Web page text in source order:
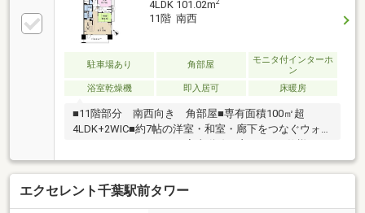
ださい。■独自のFP相談【未来カレンダー】資金計画
の漠然とした不安を『見える化』して幸せな未来への
スタートを切りましょう。■業界初の無料アフターサ
ポート【TOHO HOUSE CLUB】ご購入後もお客様の
『住まい』と『暮らし』の安心・安全を無料で守りま
す。お気軽にお問合せ下さい！
4LDK 101.02m
11階 南西
駐車場あり 角部屋
モニタ付インターホ
ン
浴室乾燥機
即入居可 床暖房
■11階部分 南西向き 角部屋■専有面積100㎡超
4LDK+2WIC■約7帖の洋室・和室・廊下をつなぐウォー
クインクローゼット ■家事動線の良い2WAY仕様のキ
ッチン・洗面室■LDにTES温水式床暖房■全居室6帖以
上■両面バルコニー■専用使用権付き駐車場(月額2270
円)■港が見渡せるロケーション■ペット飼育可(飼育細
則有)※その他月額費用：インターネット料1980円・駐
エクセレント千葉駅前タワー